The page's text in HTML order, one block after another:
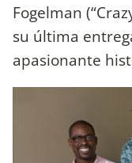
Fogelman
su última
apasionante